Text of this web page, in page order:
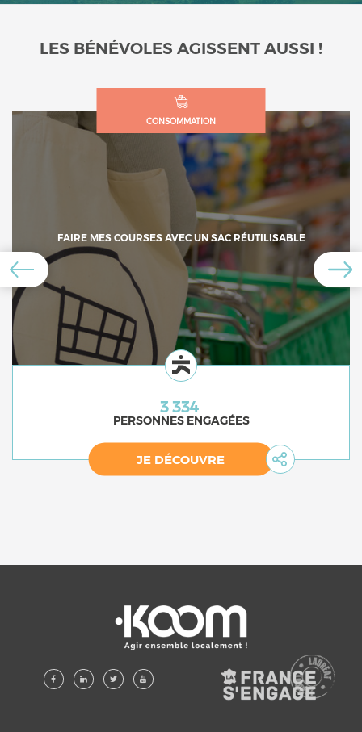
LES BÉNÉVOLES AGISSENT AUSSI !
FAIRE MES COURSES AVEC UN SAC RÉUTILISABLE
CONSOMMATION
3 334
PERSONNES ENGAGÉES
JE DÉCOUVRE